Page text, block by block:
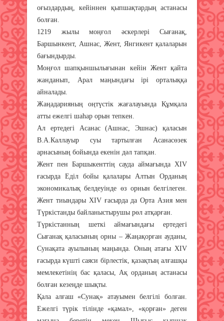
оғыздардың, кейіннен қыпшақтардың астанасы
болған.
1219 жылы моңғол әскерлері Сығанақ,
Баршынкент, Ашнас, Жент, Янгикент қалаларын
бағындырды.
Моңғол шапқыншылығынан кейін Жент қайта
жанданып, Арал маңындағы ірі орталыққа
айналады.
Жаңадарияның оңтүстік жағалауында Құмқала
атты ежелгі шаһар орын тепкен.
Ал ертедегі Асанас (Ашнас, Эшнас) қаласын
В.А.Каллауыр суы тартылған Асанасөзек
арнасының бойында екенін дәл тапқан.
Жент пен Баршыкенттің сауда аймағында XIV
ғасырда Еділ бойы қалалары Алтын Орданың
экономикалық белдеуінде өз орнын белгілеген.
Жент тиындары XIV ғасырда да Орта Азия мен
Түркістанды байланыстырушы рөл атқарған.
Түркістанның шеткі аймағындағы ертедегі
Сығанақ қаласының орны – Жаңақорған ауданы,
Сунақата ауылының маңында. Оның атағы XIV
ғасырда күшті саяси бірлестік, қазақтың алғашқы
мемлекетінің бас қаласы, Ақ орданың астанасы
болған кезеңде шықты.
Қала алғаш «Сунақ» атауымен белгілі болған.
Ежелгі түрік тілінде «қамал», «қорған» деген